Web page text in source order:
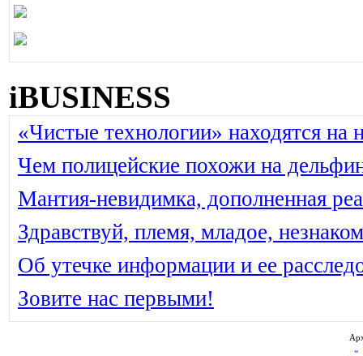
iBUSINESS
«Чистые технологии» находятся на
Чем полицейские похожи на
Мантия-невидимка, дополненная
Здравствуй, племя, младое,
Об утечке информации и ее
Зовите нас первыми!
«